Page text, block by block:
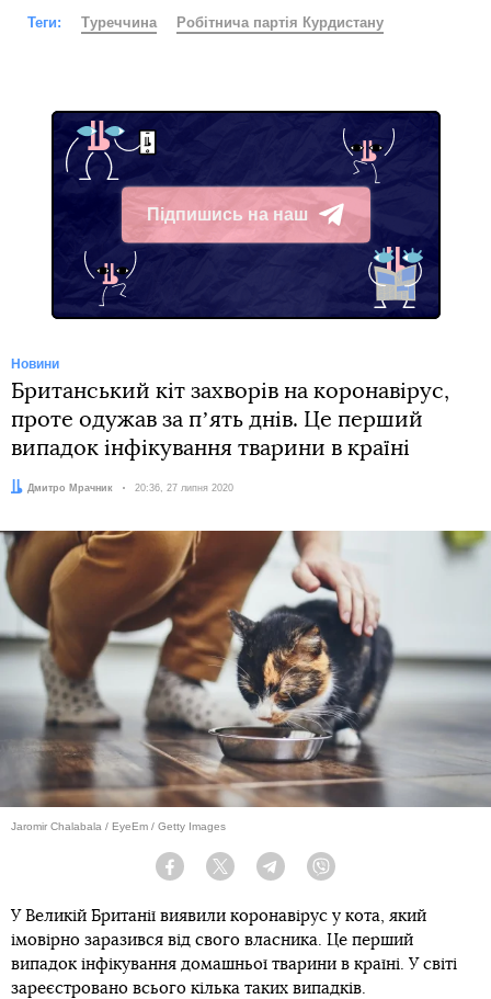
Теги: Туреччина Робітнича партія Курдистану
Підпишись на наш
Telegram
Новини
Британський кіт захворів на коронавірус,
проте одужав за пʼять днів. Це перший
випадок інфікування тварини в країні
Автор:
Дмитро Мрачник Дата:
20:36, 27 липня 2020
Jaromir Chalabala / EyeEm / Getty Images
Facebook Twitter Telegram
У Великій Британії виявили коронавірус у кота, який
імовірно заразився від свого власника. Це перший
випадок інфікування домашньої тварини в країні. У світі
зареєстровано всього кілька таких випадків.